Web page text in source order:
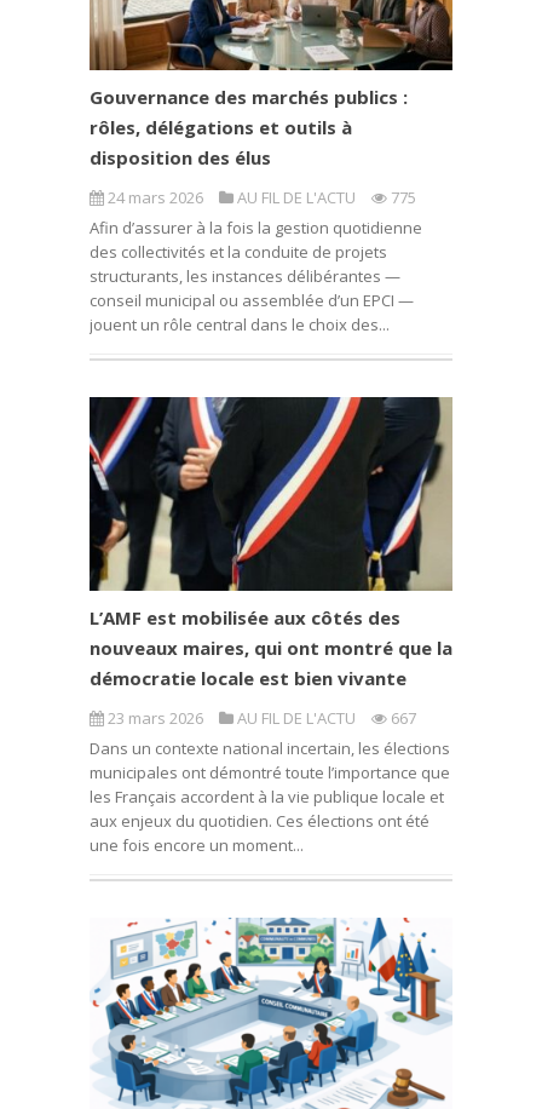
Gouvernance des marchés publics :
rôles, délégations et outils à
disposition des élus
24 mars 2026 AU FIL DE L'ACTU
775
Afin d’assurer à la fois la gestion quotidienne
des collectivités et la conduite de projets
structurants, les instances délibérantes —
conseil municipal ou assemblée d’un EPCI —
jouent un rôle central dans le choix des...
L’AMF est mobilisée aux côtés des
nouveaux maires, qui ont montré que la
démocratie locale est bien vivante
23 mars 2026 AU FIL DE L'ACTU
667
Dans un contexte national incertain, les élections
municipales ont démontré toute l’importance que
les Français accordent à la vie publique locale et
aux enjeux du quotidien. Ces élections ont été
une fois encore un moment...